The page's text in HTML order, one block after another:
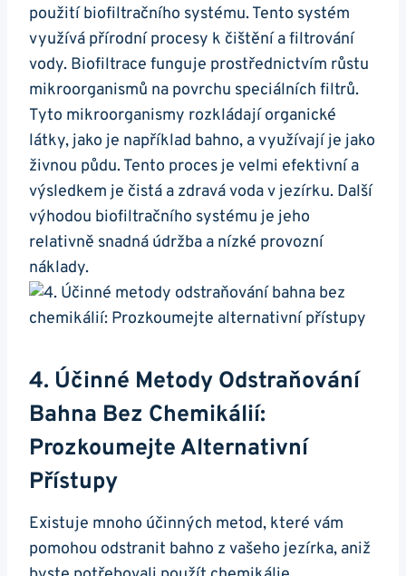
⁣použití ‍biofiltračního systému.⁤ Tento systém
využívá přírodní procesy k čištění a filtrování
vody. ​Biofiltrace funguje prostřednictvím ​růstu
⁤mikroorganismů na povrchu speciálních⁤ filtrů.
Tyto mikroorganismy rozkládají organické
látky, jako je například bahno, a využívají je⁤ jako
živnou půdu. Tento proces je velmi efektivní a⁢
výsledkem je⁤ čistá a zdravá‍ voda v jezírku. Další
výhodou biofiltračního systému je jeho
relativně snadná údržba a nízké ​provozní
náklady.
4. Účinné ⁤metody Odstraňování​
Bahna Bez Chemikálií:
Prozkoumejte Alternativní
Přístupy
Existuje mnoho účinných metod,‌ které vám
pomohou odstranit bahno z vašeho jezírka, aniž